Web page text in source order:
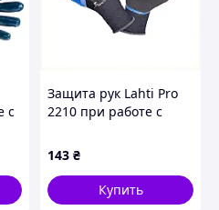
с
Защита рук Lahti Pro
2210 при работе с
8B582549K
143 ₴
Купить